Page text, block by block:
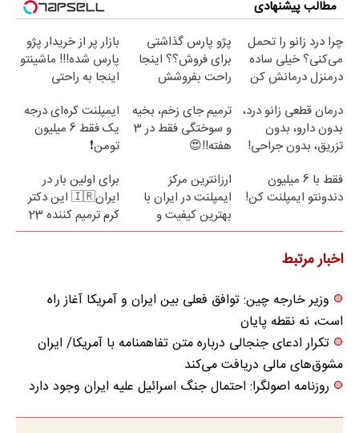
مطالب پیشنهادی
چرا درد زانو را تحمل
می‌کنی؟ خیلی ساده
درمنزل درمانش کن
پژو پارس گذاشتی
برای فروش؟؟ اینجا
راحت بفروشش
بازار پر از خریدار پژو
پارس شده!!! ماشینتو
اینجا به راحتی
درمان قطعی زانو درد،
بدون دارو، بدون
تزریق، بدون جراحی!
ترمیم جای زخم، بخیه
و سوختگی فقط در 3
هفته!!😍
ایمپلنت کره‌ای درجه
یک فقط 6 میلیون
تومن❗
فقط با 6 میلیون
دندونتو ایمپلنت کن!
ارزانترین مرکز
ایمپلنت در ایران با
بهترین کیفیت و
قیمت
برای اولین بار در
ایران🇮🇷 این دکتر
کرم ترمیم کننده 23
روزه ساخت!
اخبار مرتبط
وزیر خارجه چین: توافق فعلی بین ایران و آمریکا آغاز راه
است، نه نقطه پایان
تکرار ادعای جنجالی درباره متن تفاهمنامه با آمریکا/ ایران
مشوق‌های مالی دریافت ‌می‌کند
روزنامه اصولگرا: احتمال جنگ اسرائیل علیه ایران وجود دارد